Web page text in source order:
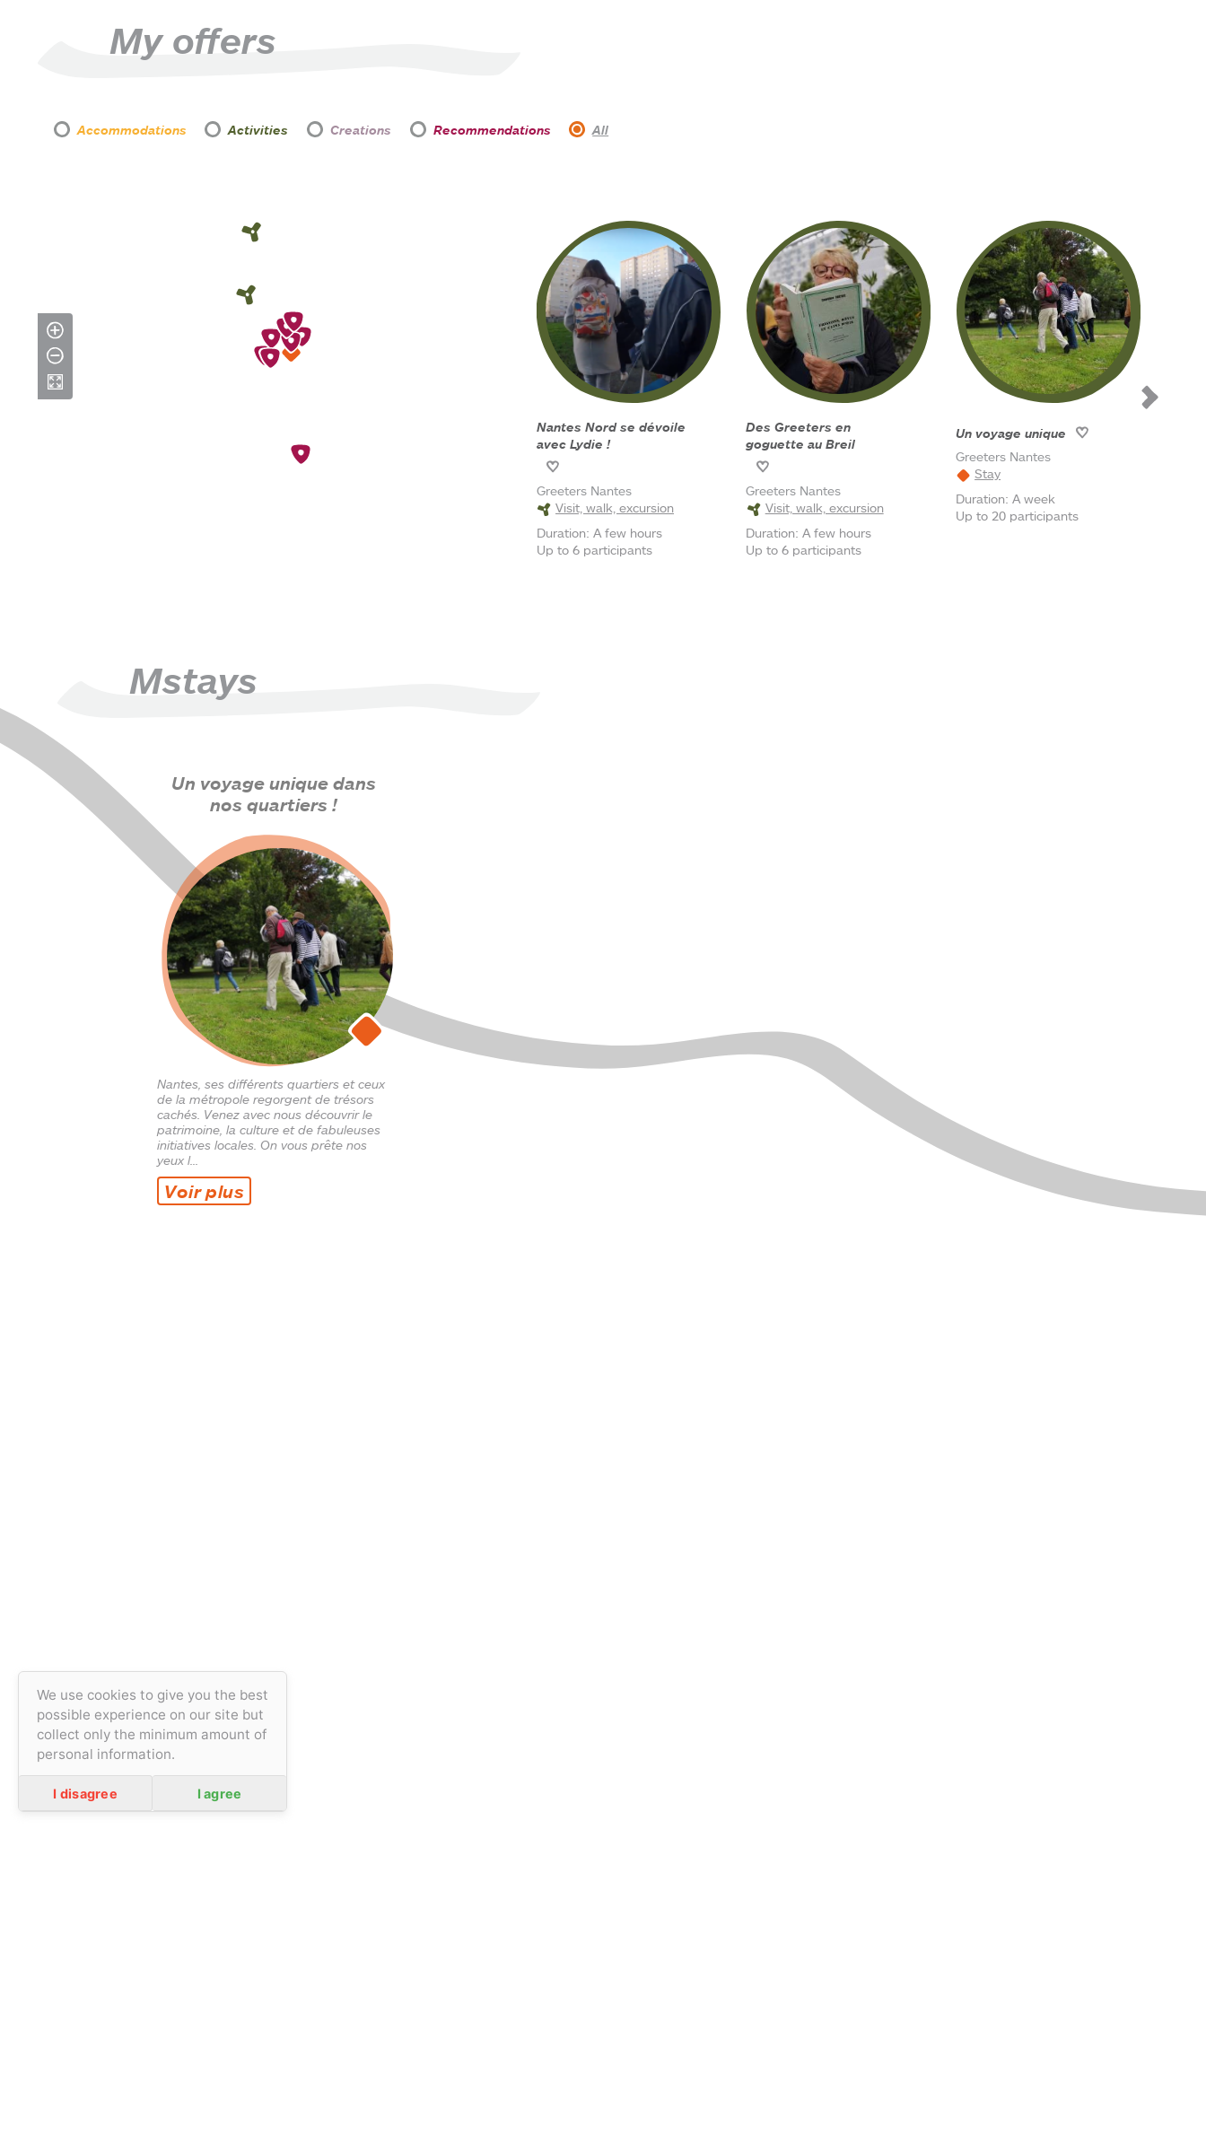
My offers
Accommodations Activities Creations Recommendations All
Nantes Nord se dévoile
avec Lydie !
Greeters Nantes
Visit, walk, excursion
Duration: A few hours
Up to 6 participants
Des Greeters en
goguette au Breil
Greeters Nantes
Visit, walk, excursion
Duration:A few hours
Up to 6 participants
Un voyage unique
Greeters Nantes
Stay
Duration:A week
Up to 20 participants
Mstays
Un voyage unique dans
nos quartiers !
Nantes, ses différents quartiers et ceux
de la métropole regorgent de trésors
cachés. Venez avec nous découvrir le
patrimoine, la culture et de fabuleuses
initiatives locales. On vous prête nos
yeux l...
voir plus
We use cookies to give you the best
possible experience on our site but
collect only the minimum amount of
personal information.
general terms and conditions
Privacity policy
I disagree I agree